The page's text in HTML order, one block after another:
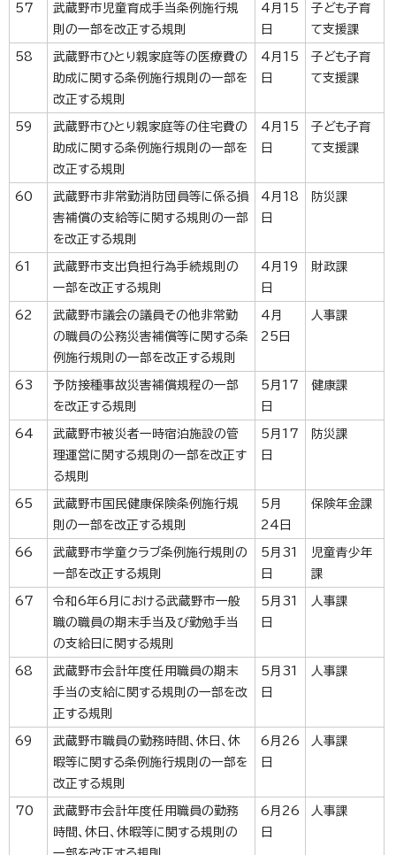
57
武蔵野市児童育成手当条例施行規
則の一部を改正する規則
4月15
日
子ども子育
て支援課
58
武蔵野市ひとり親家庭等の医療費の
助成に関する条例施行規則の一部を
改正する規則
4月15
日
子ども子育
て支援課
59
武蔵野市ひとり親家庭等の住宅費の
助成に関する条例施行規則の一部を
改正する規則
4月15
日
子ども子育
て支援課
60
武蔵野市非常勤消防団員等に係る損
害補償の支給等に関する規則の一部
を改正する規則
4月18
日
防災課
61
武蔵野市支出負担行為手続規則の
一部を改正する規則
4月19
日
財政課
62
武蔵野市議会の議員その他非常勤
の職員の公務災害補償等に関する条
例施行規則の一部を改正する規則
4月
25日
人事課
63
予防接種事故災害補償規程の一部
を改正する規則
5月17
日
健康課
64
武蔵野市被災者一時宿泊施設の管
理運営に関する規則の一部を改正す
る規則
5月17
日
防災課
65
武蔵野市国民健康保険条例施行規
則の一部を改正する規則
5月
24日
保険年金課
66
武蔵野市学童クラブ条例施行規則の
一部を改正する規則
5月31
日
児童青少年
課
67
令和6年6月における武蔵野市一般
職の職員の期末手当及び勤勉手当
の支給日に関する規則
5月31
日
人事課
68
武蔵野市会計年度任用職員の期末
手当の支給に関する規則の一部を改
正する規則
5月31
日
人事課
69
武蔵野市職員の勤務時間、休日、休
暇等に関する条例施行規則の一部を
改正する規則
6月26
日
人事課
70
武蔵野市会計年度任用職員の勤務
時間、休日、休暇等に関する規則の
6月26
日
人事課